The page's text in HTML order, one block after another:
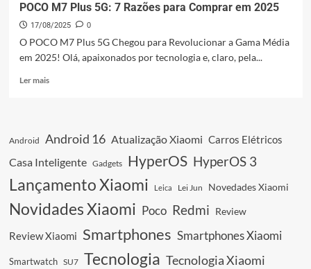
POCO M7 Plus 5G: 7 Razões para Comprar em 2025
17/08/2025 0
O POCO M7 Plus 5G Chegou para Revolucionar a Gama Média
em 2025! Olá, apaixonados por tecnologia e, claro, pela...
Ler maisLeia
Plus
5G:
Razões
Comprar
2025
Android Android 16 Atualização Xiaomi Carros Elétricos
Casa Inteligente Gadgets HyperOS HyperOS 3
Lançamento Xiaomi Leica Lei Jun Novedades Xiaomi
Novidades Xiaomi Poco Redmi Review
Review Xiaomi Smartphones Smartphones Xiaomi
Smartwatch SU7 Tecnologia Tecnologia Xiaomi